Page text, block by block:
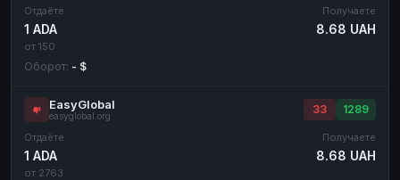
Отдаёте
1 ADA
от 150
Получаете
8.68 UAH
Оборот: - $
EasyGlobal
easyglobal.org
33 1289
Отдаёте
1 ADA
от 2763
Получаете
8.68 UAH